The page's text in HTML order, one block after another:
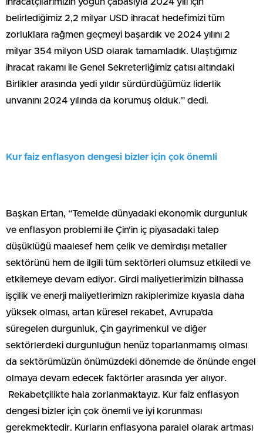
belirlediğimiz 2,2 milyar USD ihracat hedefimizi tüm
zorluklara rağmen geçmeyi başardık ve 2024 yılını 2
milyar 354 milyon USD olarak tamamladık. Ulaştığımız
ihracat rakamı ile Genel Sekreterliğimiz çatısı altındaki
Birlikler arasında yedi yıldır sürdürdüğümüz liderlik
unvanını 2024 yılında da korumuş olduk.” dedi.
Kur faiz enflasyon dengesi bizler için çok önemli
Başkan Ertan, “Temelde dünyadaki ekonomik durgunluk
ve enflasyon problemi ile Çin’in iç piyasadaki talep
düşüklüğü maalesef hem çelik ve demirdışı metaller
sektörünü hem de ilgili tüm sektörleri olumsuz etkiledi ve
etkilemeye devam ediyor. Girdi maliyetlerimizin bilhassa
işçilik ve enerji maliyetlerimizn rakiplerimize kıyasla daha
yüksek olması, artan küresel rekabet, Avrupa’da
süregelen durgunluk, Çin gayrimenkul ve diğer
sektörlerdeki durgunluğun henüz toparlanmamış olması
da sektörümüzün önümüzdeki dönemde de önünde engel
olmaya devam edecek faktörler arasında yer alıyor.
Rekabetçilikte hala zorlanmaktayız. Kur faiz enflasyon
dengesi bizler için çok önemli ve iyi korunması
gerekmektedir. Kurların enflasyona paralel olarak artması